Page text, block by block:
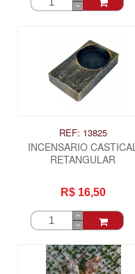
REF: 13825
INCENSARIO CASTICAL
RETANGULAR
R$ 16,50